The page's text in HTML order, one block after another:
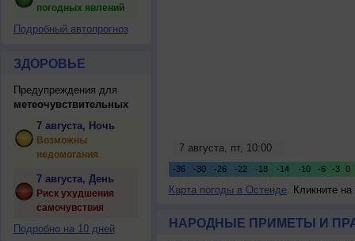
погодных явлений
Подробный автопрогноз
ЗДОРОВЬЕ
Предупреждения для
метеочувствительных
7 августа, Ночь
Возможны
недомогания
7 августа, День
Риск ухудшения
самочувствия
Подробно на 10 дней
Карта погоды в Остенде. Кликните
НАРОДНЫЕ ПРИМЕТЫ И